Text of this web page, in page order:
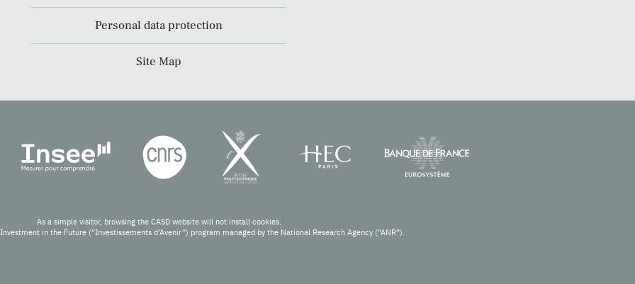
Personal data protection
Site Map
As a simple visitor, browsing the CASD website will not install cookies.
in the Future (“Investissements d’Avenir”) program managed by the National Research Agency (“ANR”).